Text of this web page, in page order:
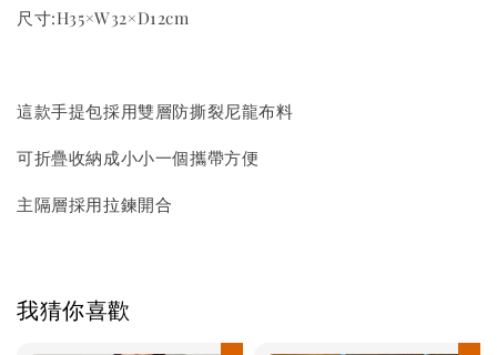
尺寸:H35×W32×D12cm
這款手提包採用雙層防撕裂尼龍布料
可折疊收納成小小一個攜帶方便
主隔層採用拉鍊開合
我猜你喜歡